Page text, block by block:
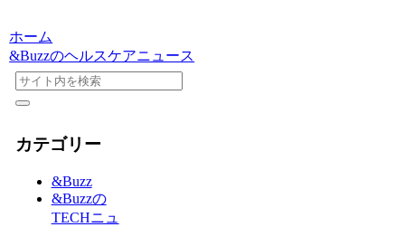
ホーム
&Buzzのヘルスケアニュース
カテゴリー
&Buzz
&Buzzの
TECHニュ